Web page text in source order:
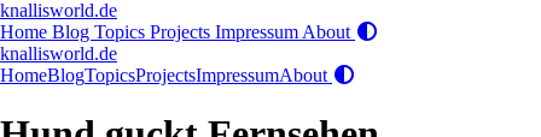
knallisworld.de
Home Blog Topics Projects Impressum About
knallisworld.de
HomeBlogTopicsProjectsImpressumAbout